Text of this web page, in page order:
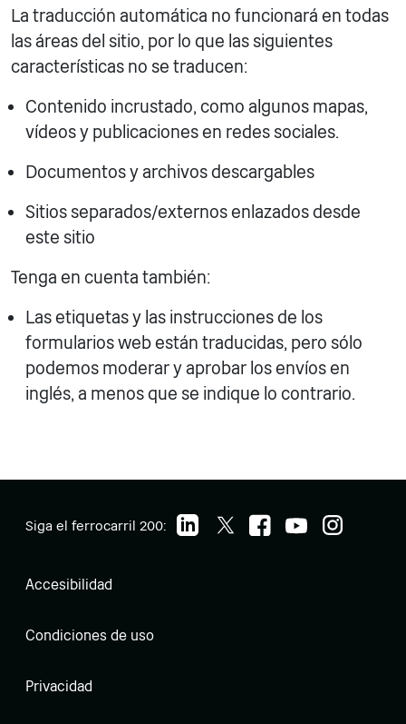
La traducción automática no funcionará en todas
las áreas del sitio, por lo que las siguientes
características no se traducen:
Contenido incrustado, como algunos mapas,
vídeos y publicaciones en redes sociales.
Documentos y archivos descargables
Sitios separados/externos enlazados desde
este sitio
Tenga en cuenta también:
Las etiquetas y las instrucciones de los
formularios web están traducidas, pero sólo
podemos moderar y aprobar los envíos en
inglés, a menos que se indique lo contrario.
Siga el ferrocarril 200:
Accesibilidad
Condiciones de uso
Privacidad